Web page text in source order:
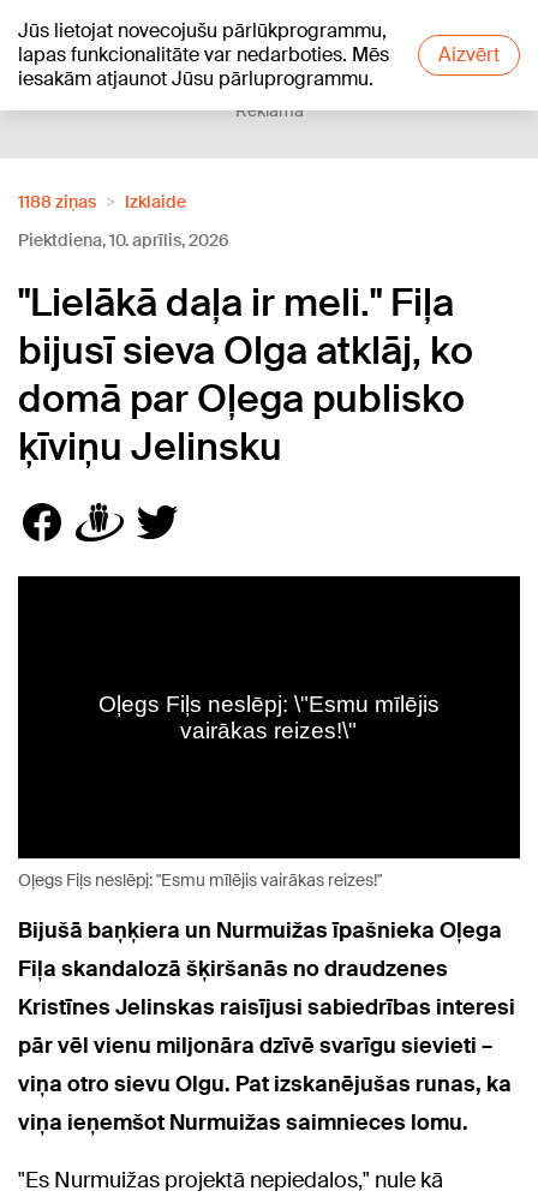
Jūs lietojat novecojušu pārlūkprogrammu,
lapas funkcionalitāte var nedarboties. Mēs
iesakām atjaunot Jūsu pārluprogrammu.
Aizvērt
+22°C
Reklāma
1188 ziņas
Izklaide
Piektdiena, 10. aprīlis, 2026
"Lielākā daļa ir meli." Fiļa
bijusī sieva Olga atklāj, ko
domā par Oļega publisko
ķīviņu Jelinsku
Oļegs Fiļs neslēpj: "Esmu mīlējis vairākas reizes!"
Bijušā baņķiera un Nurmuižas īpašnieka Oļega
Fiļa skandalozā šķiršanās no draudzenes
Kristīnes Jelinskas raisījusi sabiedrības interesi
pār vēl vienu miljonāra dzīvē svarīgu sievieti –
viņa otro sievu Olgu. Pat izskanējušas runas, ka
viņa ieņemšot Nurmuižas saimnieces lomu.
"Es Nurmuižas projektā nepiedalos," nule kā